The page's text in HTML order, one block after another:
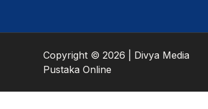
Copyright © 2026 | Divya Media
Pustaka Online